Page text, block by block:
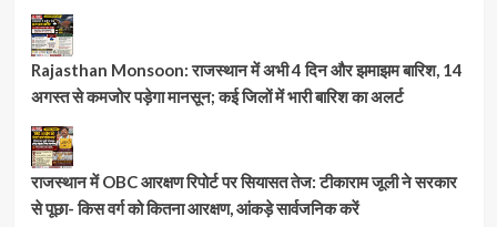
Rajasthan Monsoon: राजस्थान में अभी 4 दिन और झमाझम बारिश, 14
अगस्त से कमजोर पड़ेगा मानसून; कई जिलों में भारी बारिश का अलर्ट
राजस्थान में OBC आरक्षण रिपोर्ट पर सियासत तेज: टीकाराम जूली ने सरकार
से पूछा- किस वर्ग को कितना आरक्षण, आंकड़े सार्वजनिक करें